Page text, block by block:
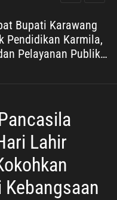
Bupati Karawang
Pendidikan Karmila,
Pelayanan Publik
Lahir